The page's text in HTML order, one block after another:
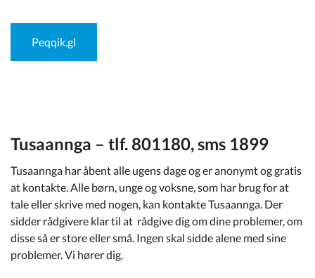
Selvbetjening
Om Kommunen
Peqqik.gl
Tusaannga – tlf. 801180, sms 1899
Tusaannga har åbent alle ugens dage og er anonymt og gratis
at kontakte. Alle børn, unge og voksne, som har brug for at
tale eller skrive med nogen, kan kontakte Tusaannga. Der
sidder rådgivere klar til at rådgive dig om dine problemer, om
disse så er store eller små. Ingen skal sidde alene med sine
problemer. Vi hører dig.